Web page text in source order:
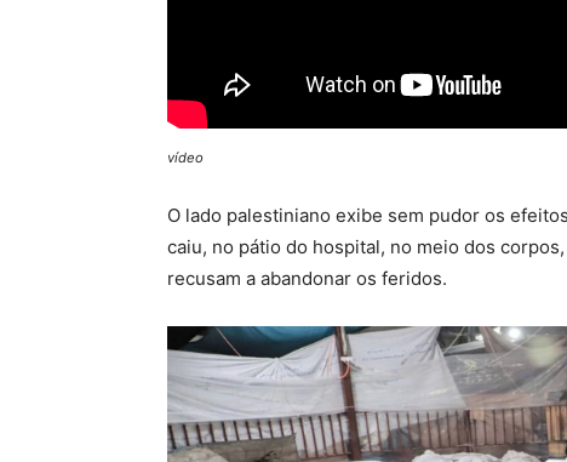
vídeo
O lado palestiniano exibe sem pudor os
caiu, no pátio do hospital, no meio dos
recusam a abandonar os feridos.